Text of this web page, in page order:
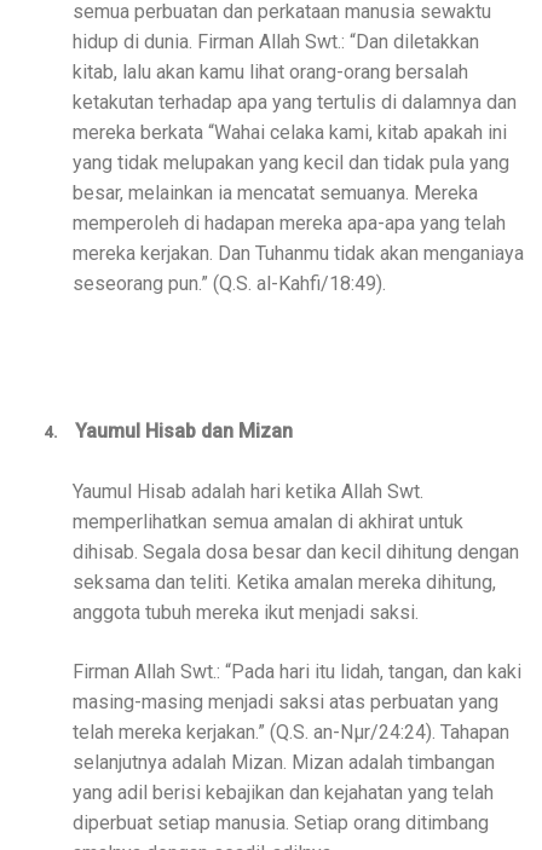
semua perbuatan dan perkataan manusia sewaktu
hidup di dunia. Firman Allah Swt.: “Dan diletakkan
kitab, lalu akan kamu lihat orang-orang bersalah
ketakutan terhadap apa yang tertulis di dalamnya dan
mereka berkata “Wahai celaka kami, kitab apakah ini
yang tidak melupakan yang kecil dan tidak pula yang
besar, melainkan ia mencatat semuanya. Mereka
memperoleh di hadapan mereka apa-apa yang telah
mereka kerjakan. Dan Tuhanmu tidak akan menganiaya
seseorang pun.” (Q.S. al-Kahfi/18:49).
4. Yaumul Hisab dan Mizan
Yaumul Hisab adalah hari ketika Allah Swt.
memperlihatkan semua amalan di akhirat untuk
dihisab. Segala dosa besar dan kecil dihitung dengan
seksama dan teliti. Ketika amalan mereka dihitung,
anggota tubuh mereka ikut menjadi saksi.
Firman Allah Swt.: “Pada hari itu lidah, tangan, dan kaki
masing-masing menjadi saksi atas perbuatan yang
telah mereka kerjakan.” (Q.S. an-Nµr/24:24). Tahapan
selanjutnya adalah Mizan. Mizan adalah timbangan
yang adil berisi kebajikan dan kejahatan yang telah
diperbuat setiap manusia. Setiap orang ditimbang